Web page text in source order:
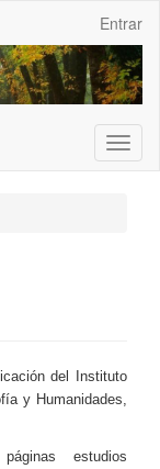
Entrar
del Instituto
y Humanidades,
estudios